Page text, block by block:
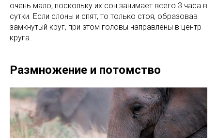
очень мало, поскольку их сон занимает всего 3 часа в
сутки. Если слоны и спят, то только стоя, образовав
замкнутый круг, при этом головы направлены в центр
круга.
Размножение и потомство